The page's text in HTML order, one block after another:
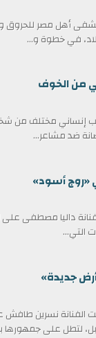
أهل مصر
في خطوة و...
من الخوف
إنساني مختلف من
ضد مشاعر...
«روج أسود»
داليا مصطفى على
التي...
جديدة»
نسرين طافش
لتطل على جمهورها